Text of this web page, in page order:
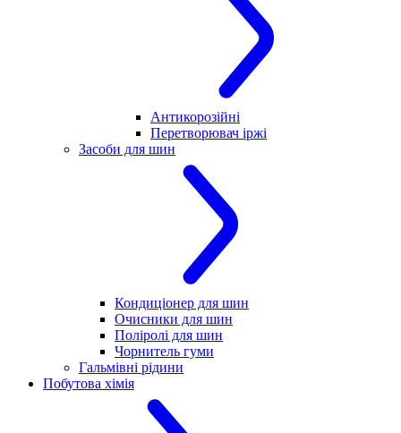
Антикорозійні
Перетворювач іржі
Засоби для шин
Кондиціонер для шин
Очисники для шин
Поліролі для шин
Чорнитель гуми
Гальмівні рідини
Побутова хімія